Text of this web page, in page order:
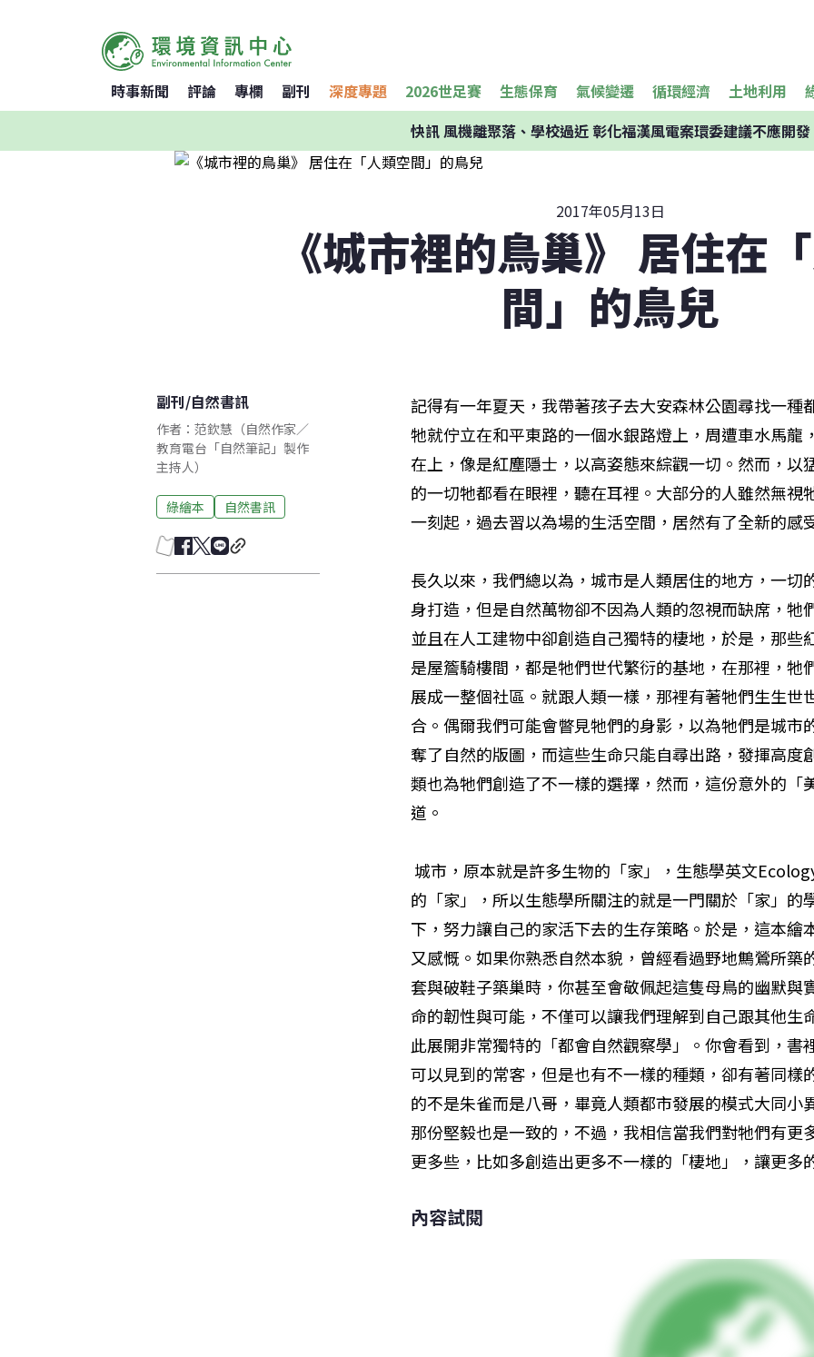
時事新聞 評論 專欄 副刊 深度專題 2026世足賽 生態保育 氣候變遷 循環經濟 土地利用
快訊風機離聚落、學校過近 彰化福漢風電案環委建議不應開發
2017年05月13日
《城市裡的鳥巢》 居住在
間」的鳥兒
副刊/自然書訊
作者：范欽慧（自然作家／
教育電台「自然筆記」製作
主持人）
綠繪本 自然書訊
記得有一年夏天，我帶著孩子去大安森林公園尋找一
牠就佇立在和平東路的一個水銀路燈上，周遭車水馬龍
在上，像是紅塵隱士，以高姿態來綜觀一切。然而，以
的一切牠都看在眼裡，聽在耳裡。大部分的人雖然無視
一刻起，過去習以為場的生活空間，居然有了全新的感
長久以來，我們總以為，城市是人類居住的地方，一切
身打造，但是自然萬物卻不因為人類的忽視而缺席，牠
並且在人工建物中卻創造自己獨特的棲地，於是，那
是屋簷騎樓間，都是牠們世代繁衍的基地，在那裡，牠
展成一整個社區。就跟人類一樣，那裡有著牠們生生世
合。偶爾我們可能會瞥見牠們的身影，以為牠們是城市
奪了自然的版圖，而這些生命只能自尋出路，發揮高度
類也為牠們創造了不一樣的選擇，然而，這份意外的「
道。
城市，原本就是許多生物的「家」，生態學英文
的「家」，所以生態學所關注的就是一門關於「家」的
下，努力讓自己的家活下去的生存策略。於是，這本繪
又感慨。如果你熟悉自然本貌，曾經看過野地鷦鶯所築
套與破鞋子築巢時，你甚至會敬佩起這隻母鳥的幽默與
命的韌性與可能，不僅可以讓我們理解到自己跟其他生
此展開非常獨特的「都會自然觀察學」。你會看到，
可以見到的常客，但是也有不一樣的種類，卻有著同樣
的不是朱雀而是八哥，畢竟人類都市發展的模式大同小
那份堅毅也是一致的，不過，我相信當我們對牠們有更
更多些，比如多創造出更多不一樣的「棲地」，讓更多
內容試閱